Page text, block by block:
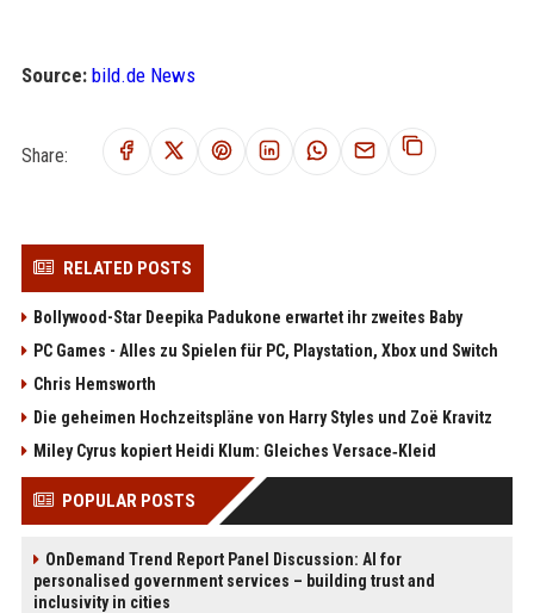
Source: bild.de News
Share:
RELATED POSTS
Bollywood-Star Deepika Padukone erwartet ihr zweites Baby
PC Games - Alles zu Spielen für PC, Playstation, Xbox und Switch
Chris Hemsworth
Die geheimen Hochzeitspläne von Harry Styles und Zoë Kravitz
Miley Cyrus kopiert Heidi Klum: Gleiches Versace‑Kleid
POPULAR POSTS
OnDemand Trend Report Panel Discussion: AI for
personalised government services – building trust and
inclusivity in cities